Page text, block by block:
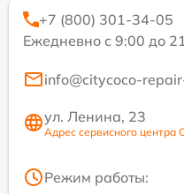
+7 (800) 301-34-05
Ежедневно с 9:00 до
info@citycoco-
ул. Ленина, 23
Адрес сервисного центра
Режим работы: